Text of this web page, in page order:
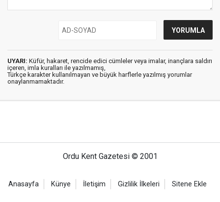
UYARI: Küfür, hakaret, rencide edici cümleler veya imalar, inançlara saldırı
içeren, imla kuralları ile yazılmamış,
Türkçe karakter kullanılmayan ve büyük harflerle yazılmış yorumlar
onaylanmamaktadır.
Ordu Kent Gazetesi © 2001
Anasayfa Künye İletişim Gizlilik İlkeleri Sitene Ekle